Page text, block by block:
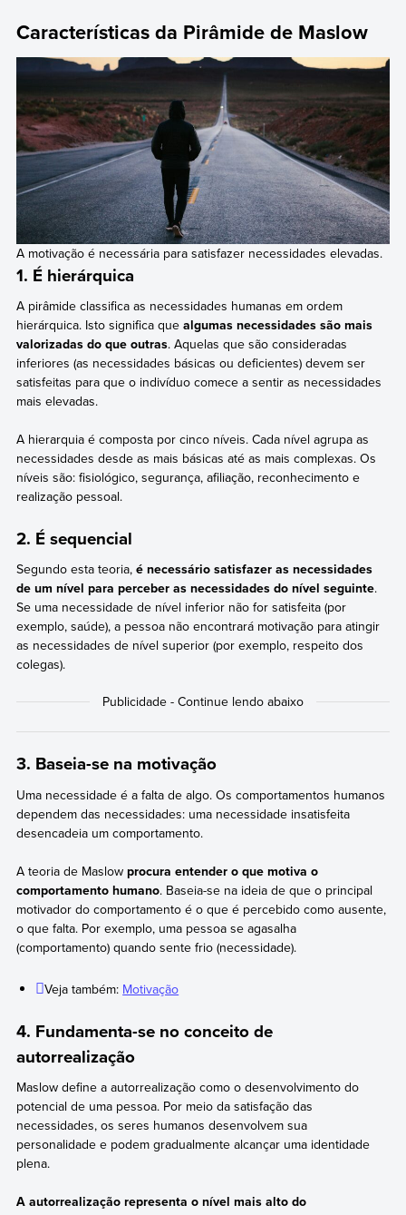
Características da Pirâmide de Maslow
A motivação é necessária para satisfazer necessidades elevadas.
1. É hierárquica
A pirâmide classifica as necessidades humanas em ordem
hierárquica. Isto significa que algumas necessidades são mais
valorizadas do que outras. Aquelas que são consideradas
inferiores (as necessidades básicas ou deficientes) devem ser
satisfeitas para que o indivíduo comece a sentir as necessidades
mais elevadas.
A hierarquia é composta por cinco níveis. Cada nível agrupa as
necessidades desde as mais básicas até as mais complexas. Os
níveis são: fisiológico, segurança, afiliação, reconhecimento e
realização pessoal.
2. É sequencial
Segundo esta teoria, é necessário satisfazer as necessidades
de um nível para perceber as necessidades do nível seguinte.
Se uma necessidade de nível inferior não for satisfeita (por
exemplo, saúde), a pessoa não encontrará motivação para atingir
as necessidades de nível superior (por exemplo, respeito dos
colegas).
3. Baseia-se na motivação
Uma necessidade é a falta de algo. Os comportamentos humanos
dependem das necessidades: uma necessidade insatisfeita
desencadeia um comportamento.
A teoria de Maslow procura entender o que motiva o
comportamento humano. Baseia-se na ideia de que o principal
motivador do comportamento é o que é percebido como ausente,
o que falta. Por exemplo, uma pessoa se agasalha
(comportamento) quando sente frio (necessidade).
Veja também: Motivação
4. Fundamenta-se no conceito de
autorrealização
Maslow define a autorrealização como o desenvolvimento do
potencial de uma pessoa. Por meio da satisfação das
necessidades, os seres humanos desenvolvem sua
personalidade e podem gradualmente alcançar uma identidade
plena.
A autorrealização representa o nível mais alto do